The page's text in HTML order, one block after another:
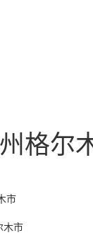
格尔
市
木市